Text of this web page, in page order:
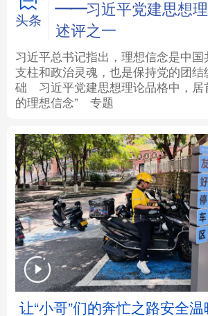
城市 旅游 能源
彩票 娱乐 时尚
公益 一带一路 亚太网
地方频道
北京 天津 河北
辽宁 吉林 上海
浙江 安徽 福建
头条
——习近平党建思想理
述评之一
习近平总书记指出，理想信念是中国
支柱和政治灵魂，也是保持党的团结
础
习近平党建思想理论品格中，居
的理想信念”
专题
让“小哥”们的奔忙之路安全